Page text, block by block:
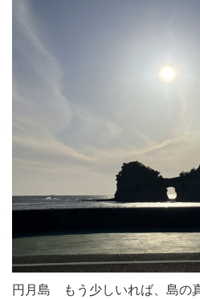
円月島 もう少しいれば、島の